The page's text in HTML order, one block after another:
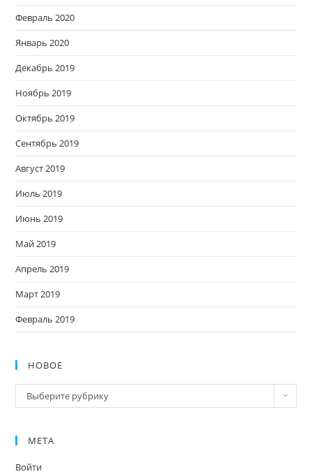
Февраль 2020
Январь 2020
Декабрь 2019
Ноябрь 2019
Октябрь 2019
Сентябрь 2019
Август 2019
Июль 2019
Июнь 2019
Май 2019
Апрель 2019
Март 2019
Февраль 2019
НОВОЕ
Новое
Выберите рубрику
МЕТА
Войти